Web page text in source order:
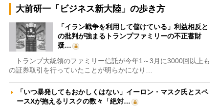
大前研一「ビジネス新大陸」の歩き方
「イラン戦争を利用して儲けている」利益相反と
の批判が強まるトランプファミリーの不正蓄財
疑…
トランプ大統領のファミリー信託が今年1～3月に3000回以上も
の証券取引を行っていたことが明らかになり…
「いつ暴発してもおかしくはない」イーロン・マスク氏とスペ
ースXが抱えるリスクの数々「絶対…